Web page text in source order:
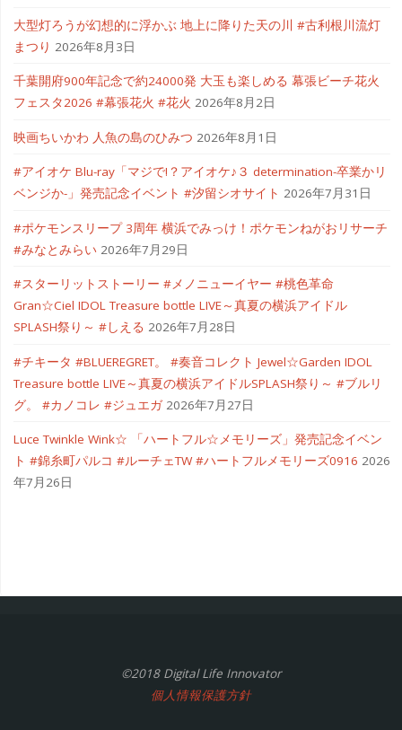
大型灯ろうが幻想的に浮かぶ 地上に降りた天の川 #古利根川流灯
まつり 2026年8月3日
千葉開府900年記念で約24000発 大玉も楽しめる 幕張ビーチ花火
フェスタ2026 #幕張花火 #花火 2026年8月2日
映画ちいかわ 人魚の島のひみつ 2026年8月1日
#アイオケ Blu-ray「マジで!？アイオケ♪３ determination-卒業かリ
ベンジか-」発売記念イベント #汐留シオサイト 2026年7月31日
#ポケモンスリープ 3周年 横浜でみっけ！ポケモンねがおリサーチ
#みなとみらい 2026年7月29日
#スターリットストーリー #メノニューイヤー #桃色革命
Gran☆Ciel IDOL Treasure bottle LIVE～真夏の横浜アイドル
SPLASH祭り～ #しえる 2026年7月28日
#チキータ #BLUEREGRET。 #奏音コレクト Jewel☆Garden IDOL
Treasure bottle LIVE～真夏の横浜アイドルSPLASH祭り～ #ブルリ
グ。 #カノコレ #ジュエガ 2026年7月27日
Luce Twinkle Wink☆ 「ハートフル☆メモリーズ」発売記念イベン
ト #錦糸町パルコ #ルーチェTW #ハートフルメモリーズ0916 2026
年7月26日
©2018 Digital Life Innovator
個人情報保護方針